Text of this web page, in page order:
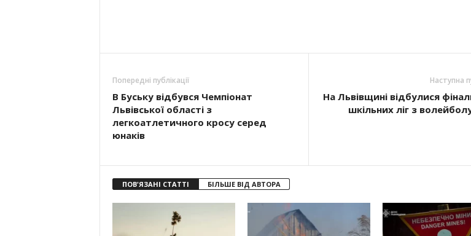
Попередні публікації
В Буську відбувся Чемпіонат
Львівської області з
легкоатлетичного кросу серед
юнаків
Наступна
На Львівщині відбулися
шкільних ліг з
ПОВ'ЯЗАНІ СТАТТІ БІЛЬШЕ ВІД АВТОРА